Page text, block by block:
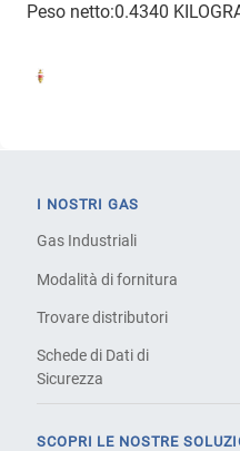
Peso netto:0.4340
I NOSTRI GAS
Gas Industriali
Modalità di fornitura
Trovare distributori
Schede di Dati di
Sicurezza
SCOPRI LE NOSTRE